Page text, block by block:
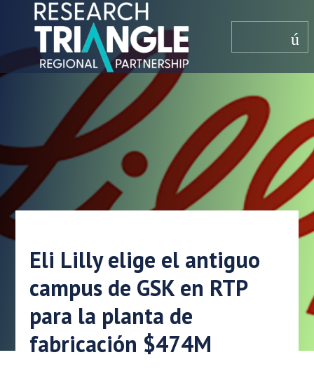
saltar al contenido
menú
Eli Lilly elige el antiguo
campus de GSK en RTP
para la planta de
fabricación $474M